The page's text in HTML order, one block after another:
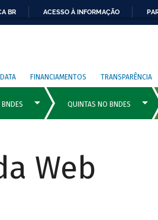
BR ACESSO À INFORMAÇÃO
FINANCIAMENTOS TRANSPARÊNCIA
Web